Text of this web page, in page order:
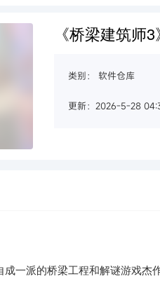
《桥梁建筑师
类别： 软件仓库
更新：2026-5-28
成一派的桥梁工程和解谜游戏杰